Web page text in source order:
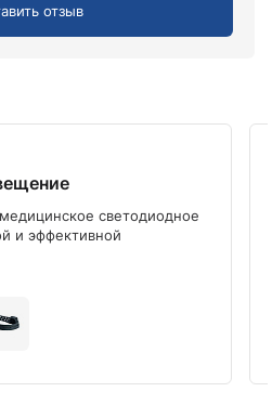
отзыв
светодиодное
и эффективной